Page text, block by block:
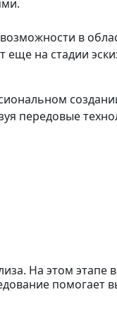
в
на стадии
передовые
На этом этапе
помогает